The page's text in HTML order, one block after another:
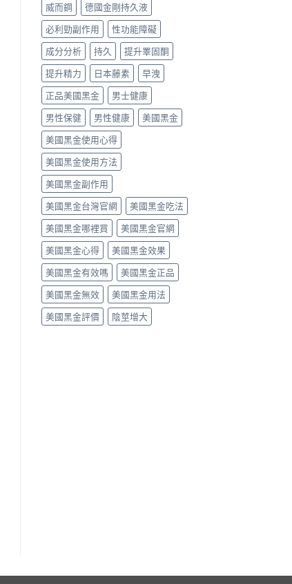
威而鋼
德國金剛持久液
必利勁副作用
性功能障礙
成分分析
持久
提升睪固酮
提升精力
日本藤素
早洩
正品美國黑金
男士健康
男性保健
男性健康
美國黑金
美國黑金使用心得
美國黑金使用方法
美國黑金副作用
美國黑金台灣官網
美國黑金吃法
美國黑金哪裡買
美國黑金官網
美國黑金心得
美國黑金效果
美國黑金有效嗎
美國黑金正品
美國黑金無效
美國黑金用法
美國黑金評價
陰莖增大